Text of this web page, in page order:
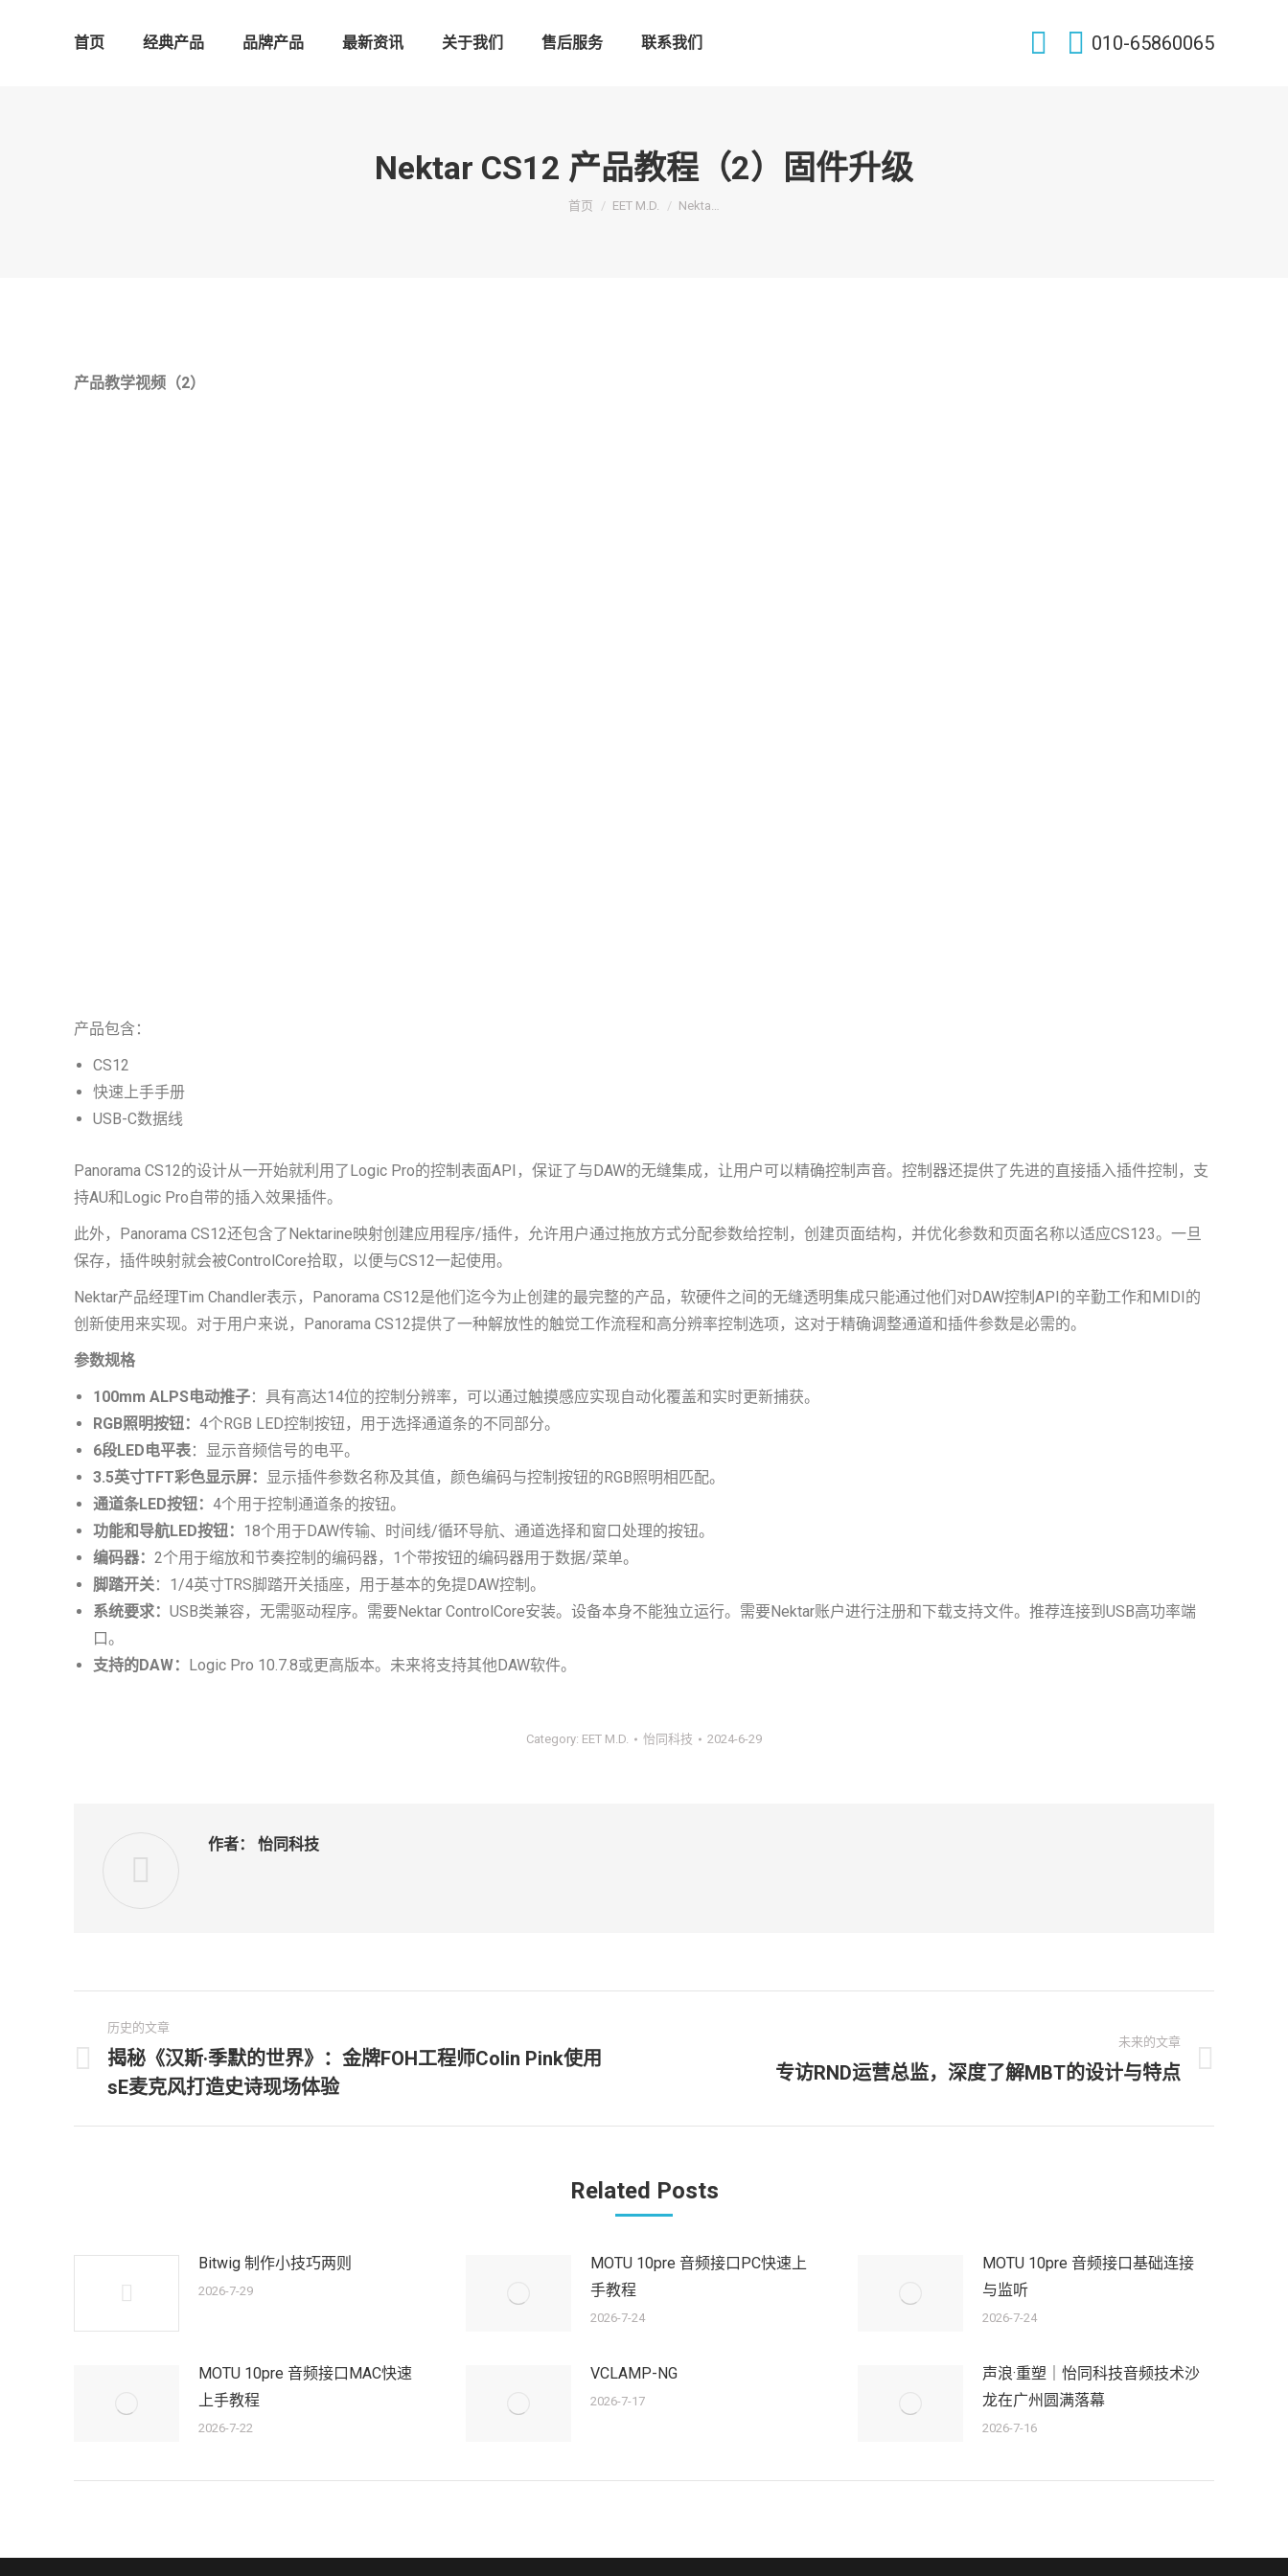
首页 经典产品 品牌产品 最新资讯 关于我们 售后服务 联系我们 010-65860065
Nektar CS12 产品教程（2）固件升级
您在这里：
首页 EET M.D. Nekta…
产品教学视频（2）
产品包含：
CS12
快速上手手册
USB-C数据线
Panorama CS12的设计从一开始就利用了Logic Pro的控制表面API，保证了与DAW的无缝集成，让用户可以精确控制声音。控制器还提供了先进的直接插入插件控制，支
持AU和Logic Pro自带的插入效果插件。
此外，Panorama CS12还包含了Nektarine映射创建应用程序/插件，允许用户通过拖放方式分配参数给控制，创建页面结构，并优化参数和页面名称以适应CS123。一旦
保存，插件映射就会被ControlCore拾取，以便与CS12一起使用。
Nektar产品经理Tim Chandler表示，Panorama CS12是他们迄今为止创建的最完整的产品，软硬件之间的无缝透明集成只能通过他们对DAW控制API的辛勤工作和MIDI的
创新使用来实现。对于用户来说，Panorama CS12提供了一种解放性的触觉工作流程和高分辨率控制选项，这对于精确调整通道和插件参数是必需的。
参数规格
100mm ALPS电动推子：具有高达14位的控制分辨率，可以通过触摸感应实现自动化覆盖和实时更新捕获。
RGB照明按钮： 4个RGB LED控制按钮，用于选择通道条的不同部分。
6段LED电平表：显示音频信号的电平。
3.5英寸TFT彩色显示屏：
显示插件参数名称及其值，颜色编码与控制按钮的RGB照明相匹配。
通道条LED按钮： 4个用于控制通道条的按钮。
功能和导航LED按钮： 18个用于DAW传输、时间线/循环导航、通道选择和窗口处理的按钮。
编码器： 2个用于缩放和节奏控制的编码器，1个带按钮的编码器用于数据/菜单。
脚踏开关：1/4英寸TRS脚踏开关插座，用于基本的免提DAW控制。
系统要求： USB类兼容，无需驱动程序。需要Nektar ControlCore安装。设备本身不能独立运行。需要Nektar账户进行注册和下载支持文件。推荐连接到USB高功率端
口。
支持的DAW：
Logic Pro 10.7.8或更高版本。未来将支持其他DAW软件。
Category: EET M.D. 怡同科技 2024-6-29
作者： 怡同科技
章
航
历史的文章
历
史
的
揭秘《汉斯·季默的世界》：金牌FOH工程师Colin Pink使用
sE麦克风打造史诗现场体验
未来的文章
的
专访RND运营总监，深度了解MBT的设计与特点
Related Posts
Bitwig 制作小技巧两则
2026-7-29
MOTU 10pre 音频接口PC快速上
手教程
2026-7-24
MOTU 10pre 音频接口基础连接
与监听
2026-7-24
MOTU 10pre 音频接口MAC快速
上手教程
2026-7-22
VCLAMP-NG
2026-7-17
声浪·重塑｜怡同科技音频技术沙
龙在广州圆满落幕
2026-7-16